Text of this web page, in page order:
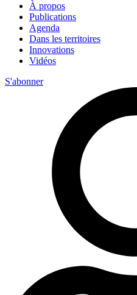
À propos
Publications
Agenda
Dans les territoires
Innovations
Vidéos
S'abonner